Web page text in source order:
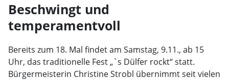
Beschwingt und
temperamentvoll
Bereits zum 18. Mal findet am Samstag, 9.11., ab 15
Uhr, das traditionelle Fest „`s Dülfer rockt“ statt.
Bürgermeisterin Christine Strobl übernimmt seit vielen